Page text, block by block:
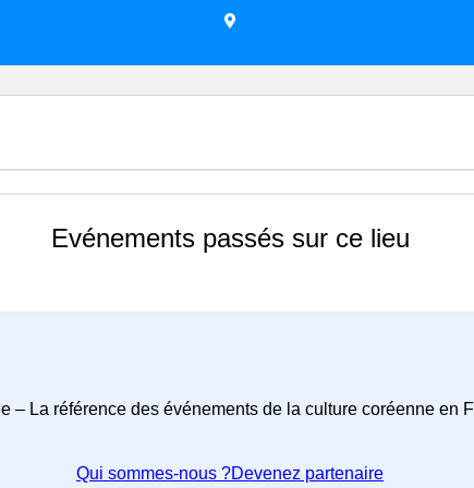
Evénements passés sur ce lieu
– La référence des événements de la culture coréenne en
Qui sommes-nous ?Devenez partenaire